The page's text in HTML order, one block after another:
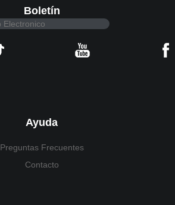
Boletín
Ayuda
Preguntas Frecuentes
Contacto